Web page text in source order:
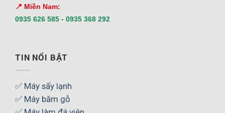
📍 Miền Nam:
0935 626 585 - 0935 368 292
TIN NỔI BẬT
✅ Máy sấy lạnh
✅ Máy băm gỗ